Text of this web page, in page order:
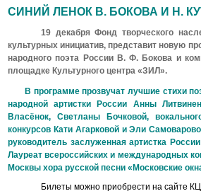
СИНИЙ ЛЕНОК В. БОКОВА И Н.
19 декабря Фонд творческого
культурных инициатив, представит новую
народного поэта России В. Ф. Бокова и
площадке Культурного центра «ЗИЛ».
В программепрозвучат лучшие стихи
народной артистки России Анны
Власёнок,
Светланы Бочковой,
конкурсов Кати Агарковой и Эли
руководитель заслуженная артистка
Лауреат всероссийских и международных
Москвы хора русской песни «Московские
Билеты можно приобрести на сайте